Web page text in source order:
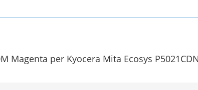
Magenta per Kyocera Mita Ecosys